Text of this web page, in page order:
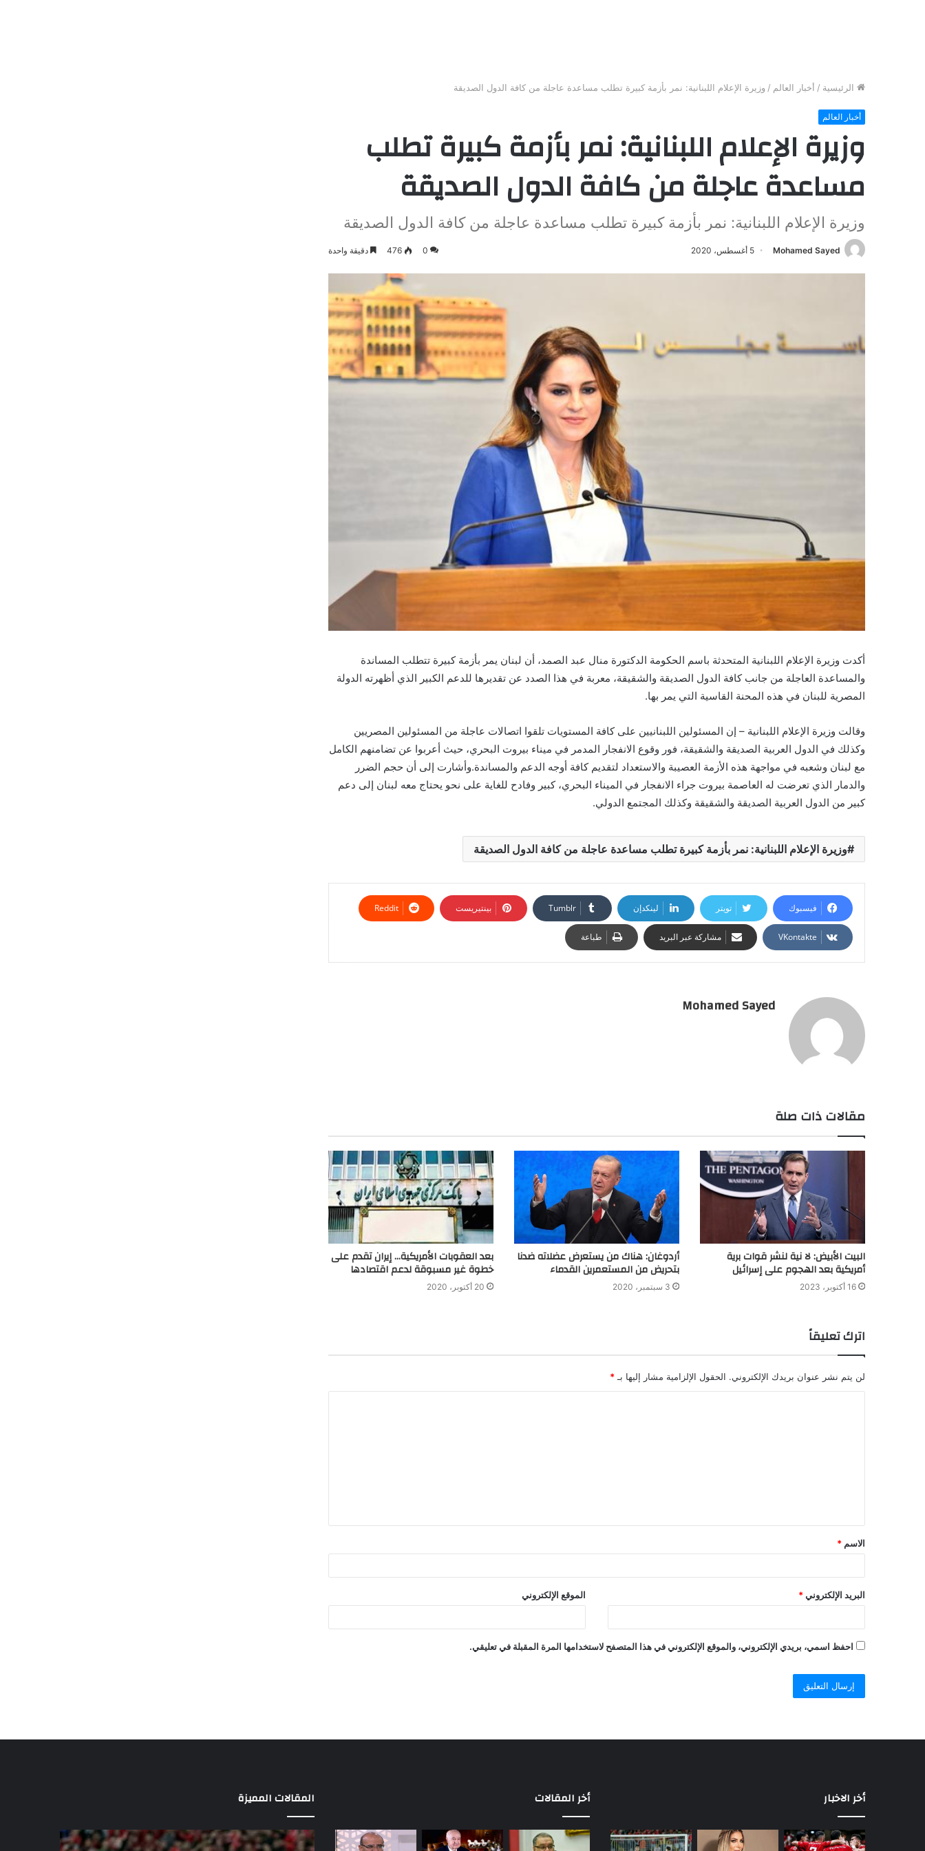
الرئيسية / أخبار العالم / وزيرة الإعلام اللبنانية: نمر بأزمة كبيرة تطلب مساعدة عاجلة من كافة الدول الصديقة
أخبار العالم
وزيرة الإعلام اللبنانية: نمر بأزمة كبيرة تطلب
مساعدة عاجلة من كافة الدول الصديقة
وزيرة الإعلام اللبنانية: نمر بأزمة كبيرة تطلب مساعدة عاجلة من كافة الدول الصديقة
Mohamed Sayed 5 أغسطس، 2020 0
476 دقيقة واحدة
أكدت وزيرة الإعلام اللبنانية المتحدثة باسم الحكومة الدكتورة منال عبد الصمد، أن لبنان يمر بأزمة كبيرة تتطلب المساندة
والمساعدة العاجلة من جانب كافة الدول الصديقة والشقيقة، معربة في هذا الصدد عن تقديرها للدعم الكبير الذي أظهرته الدولة
المصرية للبنان في هذه المحنة القاسية التي يمر بها.
وقالت وزيرة الإعلام اللبنانية – إن المسئولين اللبنانيين على كافة المستويات تلقوا اتصالات عاجلة من المسئولين المصريين
وكذلك في الدول العربية الصديقة والشقيقة، فور وقوع الانفجار المدمر في ميناء بيروت البحري، حيث أعربوا عن تضامنهم الكامل
مع لبنان وشعبه في مواجهة هذه الأزمة العصيبة والاستعداد لتقديم كافة أوجه الدعم والمساندة.وأشارت إلى أن حجم الضرر
والدمار الذي تعرضت له العاصمة بيروت جراء الانفجار في الميناء البحري، كبير وفادح للغاية على نحو يحتاج معه لبنان إلى دعم
كبير من الدول العربية الصديقة والشقيقة وكذلك المجتمع الدولي.
وزيرة الإعلام اللبنانية: نمر بأزمة كبيرة تطلب مساعدة عاجلة من كافة الدول الصديقة
فيسبوك تويتر لينكدإن بينتيريست
مشاركة عبر البريد طباعة
Mohamed Sayed
مقالات ذات صلة
البيت الأبيض: لا نية لنشر قوات برية
أمريكية بعد الهجوم على إسرائيل
16 أكتوبر، 2023
أردوغان: هناك من يستعرض عضلاته ضدنا
بتحريض من المستعمرين القدماء
3 سبتمبر، 2020
بعد العقوبات الأمريكية… إيران تقدم على
خطوة غير مسبوقة لدعم اقتصادها
20 أكتوبر، 2020
اترك تعليقاً
لن يتم نشر عنوان بريدك الإلكتروني. الحقول الإلزامية مشار إليها بـ *
الاسم *
البريد الإلكتروني * الموقع الإلكتروني
احفظ اسمي، بريدي الإلكتروني، والموقع الإلكتروني في هذا المتصفح لاستخدامها المرة المقبلة في تعليقي.
أخر الاخبار أخر المقالات المقالات المميزة
مباريات
بعد
3
مواعيد